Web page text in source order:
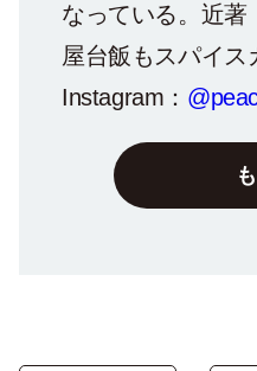
なっている。近著
屋台飯もスパイス
Instagram：